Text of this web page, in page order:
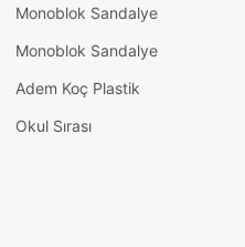
Monoblok Sandalye
Monoblok Sandalye
Adem Koç Plastik
Okul Sırası